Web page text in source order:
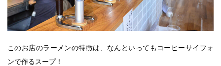
このお店のラーメンの特徴は、なんといってもコーヒーサイフォ
ンで作るスープ！